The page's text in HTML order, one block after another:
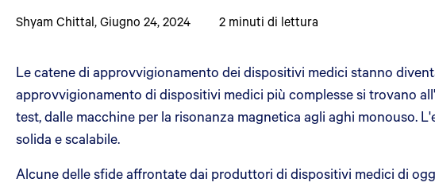
Shyam Chittal,Giugno 24, 2024 2 minuti di lettura
Le catene di approvvigionamento dei dispositivi medici stanno
approvvigionamento di dispositivi medici più complesse si trovano
test, dalle macchine per la risonanza magnetica agli aghi monouso.
solida e scalabile.
Alcune delle sfide affrontate dai produttori di dispositivi medici di